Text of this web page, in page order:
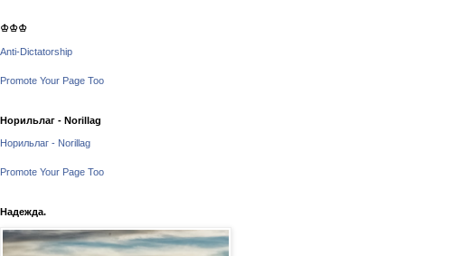
♔♔♔
Anti-Dictatorship
Promote Your Page Too
Норильлаг - Norillag
Норильлаг - Norillag
Promote Your Page Too
Надежда.